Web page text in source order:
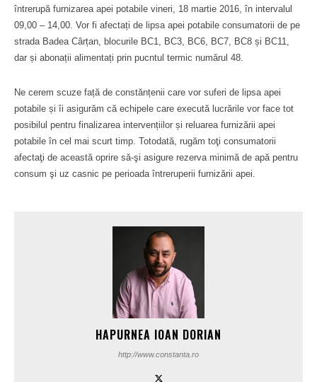
întrerupă furnizarea apei potabile vineri, 18 martie 2016, în intervalul
09,00 – 14,00. Vor fi afectați de lipsa apei potabile consumatorii de pe
strada Badea Cârțan, blocurile BC1, BC3, BC6, BC7, BC8 și BC11,
dar și abonații alimentați prin pucntul termic numărul 48.
Ne cerem scuze față de constănțenii care vor suferi de lipsa apei
potabile și îi asigurăm că echipele care execută lucrările vor face tot
posibilul pentru finalizarea intervențiilor și reluarea furnizării apei
potabile în cel mai scurt timp. Totodată, rugăm toţi consumatorii
afectaţi de această oprire să-şi asigure rezerva minimă de apă pentru
consum şi uz casnic pe perioada întreruperii furnizării apei.
HAPURNEA IOAN DORIAN
http://www.constanta.ro